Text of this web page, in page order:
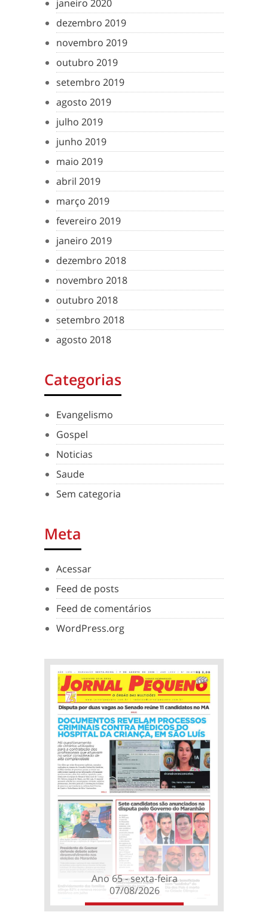
janeiro 2020
dezembro 2019
novembro 2019
outubro 2019
setembro 2019
agosto 2019
julho 2019
junho 2019
maio 2019
abril 2019
março 2019
fevereiro 2019
janeiro 2019
dezembro 2018
novembro 2018
outubro 2018
setembro 2018
agosto 2018
Categorias
Evangelismo
Gospel
Noticias
Saude
Sem categoria
Meta
Acessar
Feed de posts
Feed de comentários
WordPress.org
Ano 65 - sexta-feira
07/08/2026